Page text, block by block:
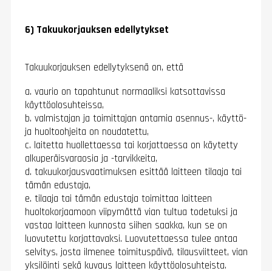
6) Takuukorjauksen edellytykset
Takuukorjauksen edellytyksenä on, että
a. vaurio on tapahtunut normaaliksi katsottavissa
käyttöolosuhteissa,
b. valmistajan ja toimittajan antamia asennus-, käyttö-
ja huoltoohjeita on noudatettu,
c. laitetta huollettaessa tai korjattaessa on käytetty
alkuperäisvaraosia ja -tarvikkeita,
d. takuukorjausvaatimuksen esittää laitteen tilaaja tai
tämän edustaja,
e. tilaaja tai tämän edustaja toimittaa laitteen
huoltokorjaamoon viipymättä vian tultua todetuksi ja
vastaa laitteen kunnosta siihen saakka, kun se on
luovutettu korjattavaksi. Luovutettaessa tulee antaa
selvitys, josta ilmenee toimituspäivä, tilausviitteet, vian
yksilöinti sekä kuvaus laitteen käyttöolosuhteista.